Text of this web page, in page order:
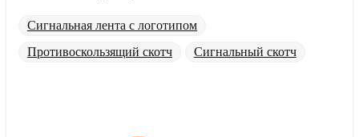
Сигнальная лента с логотипом
Противоскользящий скотч
Сигнальный скотч